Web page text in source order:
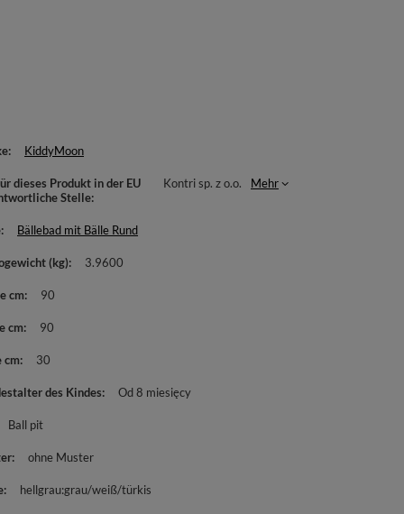
KiddyMoon
dieses Produkt in der EU
Stelle
Kontri sp. z o.o. Mehr
Bällebad mit Bälle Rund
(kg) 3.9600
cm 90
cm 90
cm 30
des Kindes Od 8 miesięcy
Ball pit
ohne Muster
hellgrau:grau/weiß/türkis